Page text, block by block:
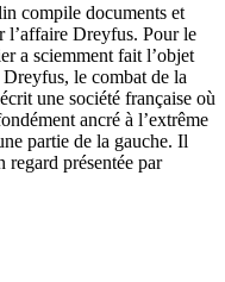
compile documents et
l’affaire Dreyfus. Pour le
a sciemment fait l’objet
le combat de la
une société française où
ancré à l’extrême
partie de la gauche. Il
regard présentée par